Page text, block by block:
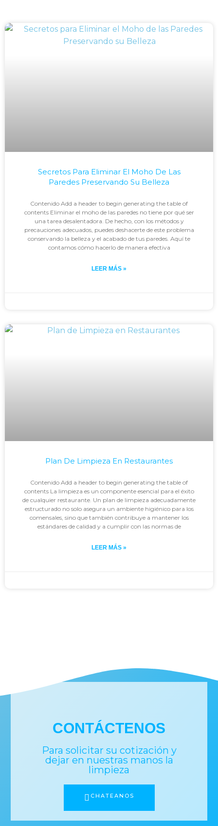
Secretos Para Eliminar El Moho De Las
Paredes Preservando Su Belleza
Contenido Add a header to begin generating the table of
contents Eliminar el moho de las paredes no tiene por qué ser
una tarea desalentadora. De hecho, con los métodos y
precauciones adecuados, puedes deshacerte de este problema
conservando la belleza y el acabado de tus paredes. Aquí te
contamos cómo hacerlo de manera efectiva
LEER MÁS »
Plan De Limpieza En Restaurantes
Contenido Add a header to begin generating the table of
contents La limpieza es un componente esencial para el éxito
de cualquier restaurante. Un plan de limpieza adecuadamente
estructurado no solo asegura un ambiente higiénico para los
comensales, sino que también contribuye a mantener los
estándares de calidad y a cumplir con las normas de
LEER MÁS »
CONTÁCTENOS
Para solicitar su cotización y
dejar en nuestras manos la
limpieza
CHATEANOS